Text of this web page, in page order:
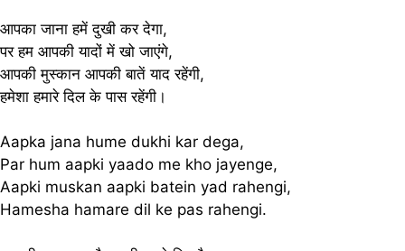
आपका जाना हमें दुखी कर देगा,
पर हम आपकी यादों में खो जाएंगे,
आपकी मुस्कान आपकी बातें याद रहेंगी,
हमेशा हमारे दिल के पास रहेंगी।
Aapka jana hume dukhi kar dega,
Par hum aapki yaado me kho jayenge,
Aapki muskan aapki batein yad rahengi,
Hamesha hamare dil ke pas rahengi.